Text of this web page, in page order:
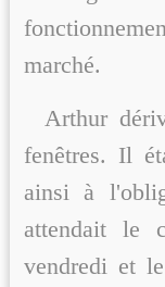
marché.
Arthur
fenêtres. Il
ainsi à
attendait le
vendredi et